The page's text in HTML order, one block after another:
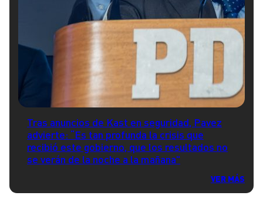
Tras anuncios de Kast en seguridad, Pavez
advierte: “Es tan profunda la crisis que
recibió este gobierno, que los resultados no
se verán de la noche a la mañana"
VER MÁS